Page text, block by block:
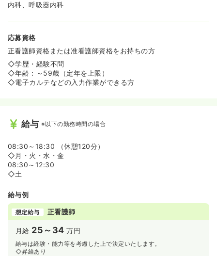
内科、呼吸器内科
応募資格
正看護師資格または准看護師資格をお持ちの方
◇学歴・経験不問
◇年齢：～59歳（定年を上限）
◇電子カルテなどの入力作業ができる方
給与 ※以下の勤務時間の場合
08:30～18:30 （休憩120分）
◇月・火・水・金
08:30～12:30
◇土
給与例
想定給与 正看護師
月給 25～34 万円
給与は経験・能力等を考慮した上で決定いたします。
◇昇給あり